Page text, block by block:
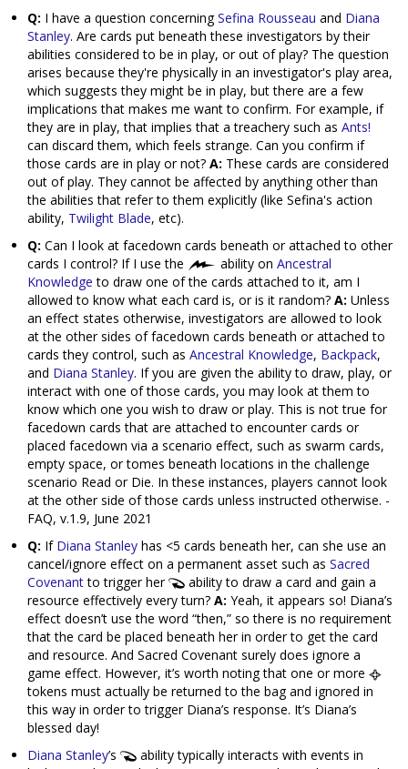
Q: I have a question concerningSefina Rousseau and Diana
Stanley. Are cards put beneath these investigators by their
abilities considered to be in play, or out of play? The question
arises because they're physically in an investigator's play area,
which suggests they might be in play, but there are a few
implications that makes me want to confirm. For example, if
they are in play, that implies that a treachery such as Ants!
can discard them, which feels strange. Can you confirm if
those cards are in play or not? A: These cards are considered
out of play. They cannot be affected by anything other than
the abilities that refer to them explicitly (like Sefina's action
ability, Twilight Blade, etc).
Q: Can I look at facedown cards beneath or attached to other
cards I control? If I use the
ability on Ancestral
Knowledge to draw one of the cards attached to it, am I
allowed to know what each card is, or is it random? A: Unless
an effect states otherwise, investigators are allowed to look
at the other sides of facedown cards beneath or attached to
cards they control, such as Ancestral Knowledge, Backpack,
and Diana Stanley. If you are given the ability to draw, play, or
interact with one of those cards, you may look at them to
know which one you wish to draw or play. This is not true for
facedown cards that are attached to encounter cards or
placed facedown via a scenario effect, such as swarm cards,
empty space, or tomes beneath locations in the challenge
scenario Read or Die. In these instances, players cannot look
at the other side of those cards unless instructed otherwise. -
FAQ, v.1.9, June 2021
Q: If Diana Stanley has <5 cards beneath her, can she use an
cancel/ignore effect on a permanent asset such as Sacred
Covenantto trigger her
ability to draw a card and gain a
resource effectively every turn? A: Yeah, it appears so! Diana’s
effect doesn’t use the word “then,” so there is no requirement
that the card be placed beneath her in order to get the card
and resource. And Sacred Covenant surely does ignore a
game effect. However, it’s worth noting that one or more
tokens must actually be returned to the bag and ignored in
this way in order to trigger Diana’s response. It’s Diana’s
blessed day!
Diana Stanley’s
ability typically interacts with events in